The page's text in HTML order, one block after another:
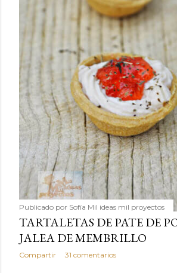
Publicado por Sofía Mil ideas mil proyectos
TARTALETAS DE PATE DE
JALEA DE MEMBRILLO
Compartir 31 comentarios